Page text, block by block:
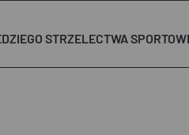
STRZELECTWA